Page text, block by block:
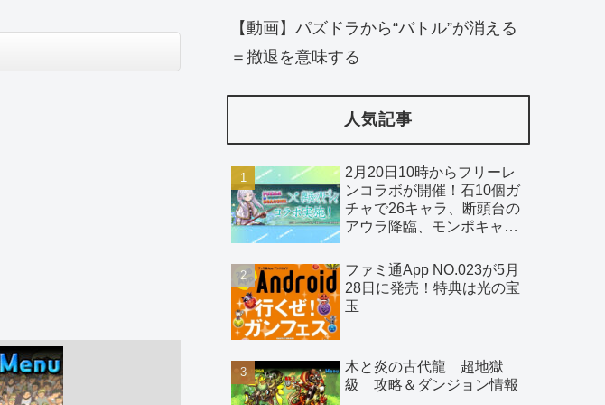
【動画】パズドラから“バトル”が消える
＝撤退を意味する
人気記事
2月20日10時からフリーレ
ンコラボが開催！石10個ガ
チャで26キャラ、断頭台の
アウラ降臨、モンポキャラ
ファミ通App NO.023が5月
28日に発売！特典は光の宝
玉
木と炎の古代龍 超地獄
級 攻略＆ダンジョン情報